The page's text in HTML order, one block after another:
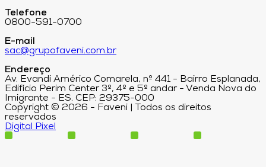
Telefone
0800-591-0700
E-mail
sac@grupofaveni.com.br
Endereço
Av. Evandi Américo Comarela, nº 441 - Bairro Esplanada,
Edifício Perim Center 3º, 4º e 5º andar - Venda Nova do
Imigrante - ES. CEP: 29375-000
Copyright © 2026 - Faveni | Todos os direitos
reservados
Digital Pixel